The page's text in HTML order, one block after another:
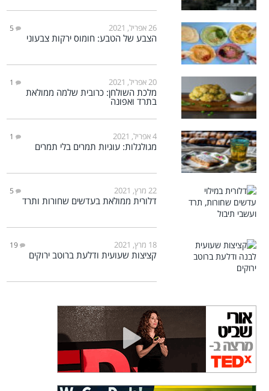
26 אפריל, 2021 5
הצבע של הטבע: חומוס ירקות צבעוני
20 אפריל, 2021 1
מלכת השולחן: כרובית שלמה ממולאת
בתרד ואפונה
4 אפריל, 2021 1
מגולגלות: עוגיות תמרים בלי תמרים
22 מרץ, 2021 5
דלורית ממולאת בעדשים שחורות ותרד
18 מרץ, 2021 19
קציצות שעועית ודלעת ברוטב ירוקים